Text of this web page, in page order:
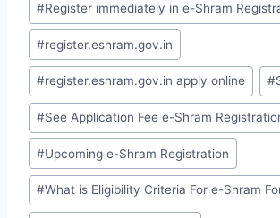
#Register immediately in e-Shram
#register.eshram.gov.in
#register.eshram.gov.in apply online #
#See Application Fee e-Shram
#Upcoming e-Shram Registration
#What is Eligibility Criteria For e-Shram